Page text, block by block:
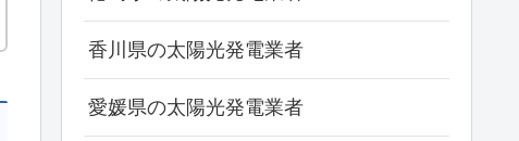
香川県の太陽光発電業者
愛媛県の太陽光発電業者